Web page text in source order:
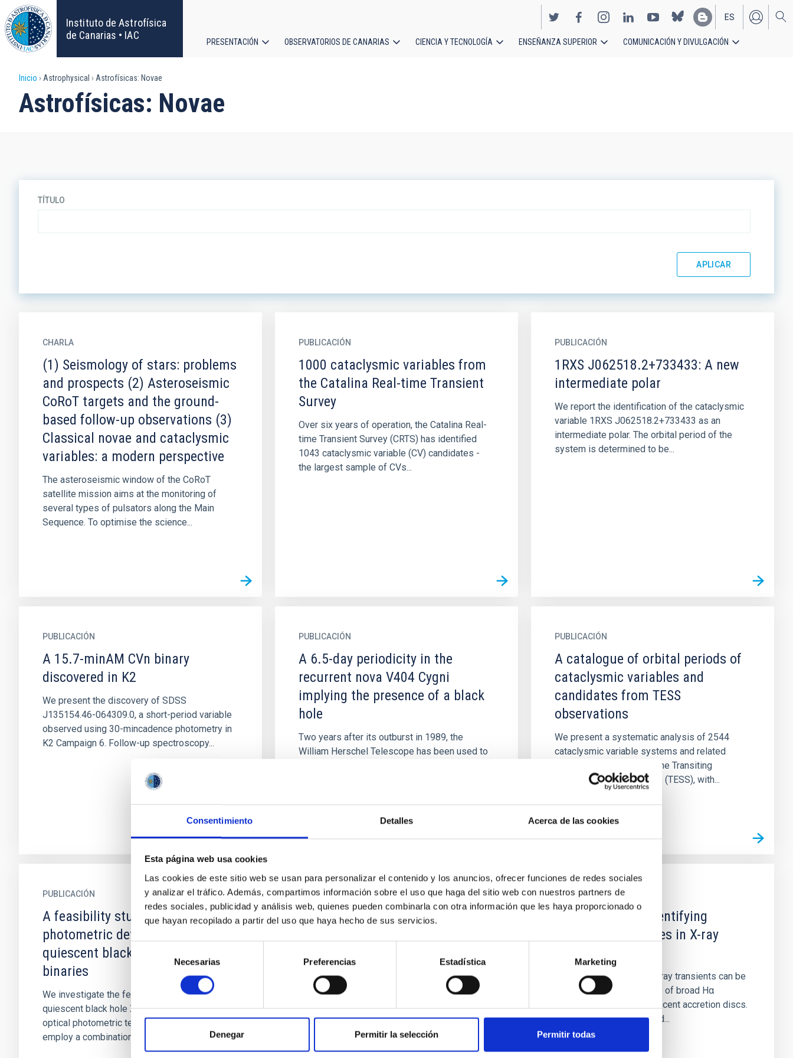
Consentimiento Detalles Acerca de las cookies
Esta página web usa cookies
Las cookies de este sitio web se usan para personalizar el contenido y los anuncios, ofrecer funciones de redes sociales
y analizar el tráfico. Además, compartimos información sobre el uso que haga del sitio web con nuestros partners de
redes sociales, publicidad y análisis web, quienes pueden combinarla con otra información que les haya proporcionado o
que hayan recopilado a partir del uso que haya hecho de sus servicios.
Selección
consentimiento
Necesarias Preferencias Estadística Marketing
Denegar Permitir la selección Permitir todas
Pasar
al
contenido
principal
Instituto de Astrofísica
de Canarias • IAC
EN
ES
PRESENTACIÓN OBSERVATORIOS DE CANARIAS CIENCIA Y TECNOLOGÍA ENSEÑANZA SUPERIOR COMUNICACIÓN Y DIVULGACIÓN
Sobrescribir
enlaces
Inicio Astrophysical Astrofísicas: Novae
Astrofísicas: Novae
TÍTULO
CHARLA
(1) Seismology of stars: problems
and prospects (2) Asteroseismic
CoRoT targets and the ground-
based follow-up observations (3)
Classical novae and cataclysmic
variables: a modern perspective
The asteroseismic window of the CoRoT
satellite mission aims at the monitoring of
several types of pulsators along the Main
Sequence. To optimise the science...
PUBLICACIÓN
1000 cataclysmic variables from
the Catalina Real-time Transient
Survey
Over six years of operation, the Catalina Real-
time Transient Survey (CRTS) has identified
1043 cataclysmic variable (CV) candidates -
the largest sample of CVs...
PUBLICACIÓN
1RXS J062518.2+733433: A new
intermediate polar
We report the identification of the cataclysmic
variable 1RXS J062518.2+733433 as an
intermediate polar. The orbital period of the
system is determined to be...
PUBLICACIÓN
A 15.7-minAM CVn binary
discovered in K2
We present the discovery of SDSS
J135154.46-064309.0, a short-period variable
observed using 30-mincadence photometry in
K2 Campaign 6. Follow-up spectroscopy...
PUBLICACIÓN
A 6.5-day periodicity in the
recurrent nova V404 Cygni
implying the presence of a black
hole
Two years after its outburst in 1989, the
William Herschel Telescope has been used to
PUBLICACIÓN
A catalogue of orbital periods of
cataclysmic variables and
candidates from TESS
observations
We present a systematic analysis of 2544
cataclysmic variable systems and related
candidates observed by the Transiting
Exoplanet Survey Satellite (TESS), with...
PUBLICACIÓN
A feasibility study on the
photometric detection of
quiescent black hole X-ray
binaries
We investigate the feasibility of detecting
quiescent black hole X-ray binaries using
optical photometric techniques. To test this, we
employ a combination of r...
PUBLICACIÓN
A FWHM–K2 Correlation in Black
We compare {{{H}}}α emission profiles of 12
neutron star X-ray transients (SXTs) in
PUBLICACIÓN
A Hα metric for identifying
dormant black holes in X-ray
Dormant black holes in X-ray transients can be
identified by the presence of broad Hα
emission lines from quiescent accretion discs.
Unfortunately, short-period...